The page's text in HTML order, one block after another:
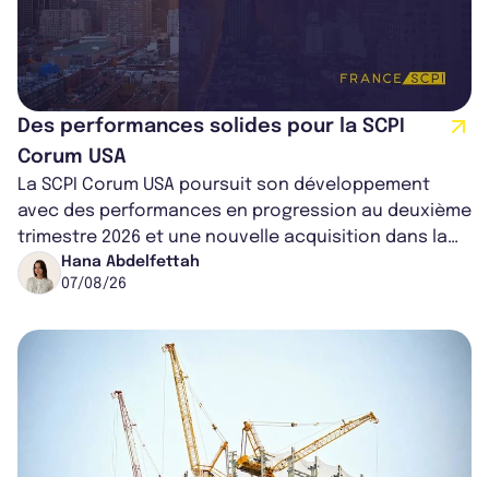
Des performances solides pour la SCPI
Corum USA
La SCPI Corum USA poursuit son développement
avec des performances en progression au deuxième
trimestre 2026 et une nouvelle acquisition dans la
région de Chicago. Entre hausse de...
Hana Abdelfettah
07/08/26